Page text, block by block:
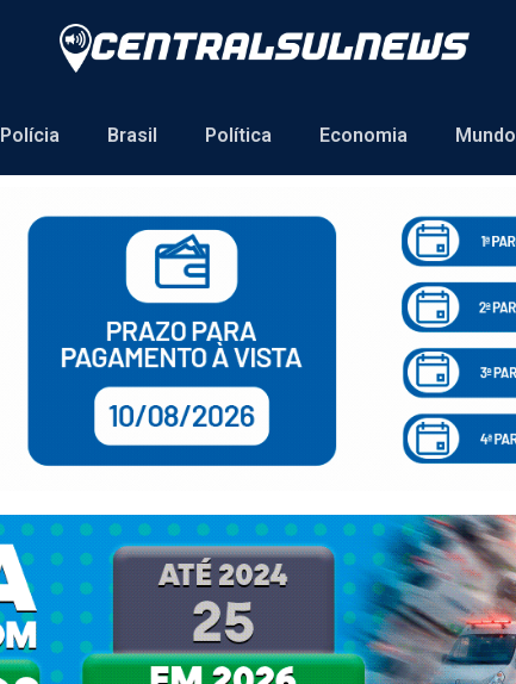
Polícia Brasil Política Economia Mundo